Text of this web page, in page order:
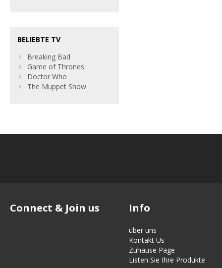
BELIEBTE TV
Breaking Bad
Game of Thrones
Doctor Who
The Muppet Show
Connect & Join us Info
über uns
Kontakt Us
Zuhause Page
Listen Sie Ihre Produkte